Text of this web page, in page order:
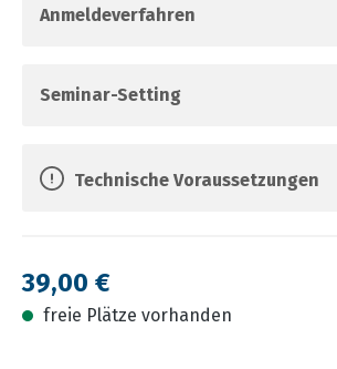
Anmeldeverfahren
Seminar-Setting
Technische Voraussetzungen
Regulärer Preis:
39,00 €
freie Plätze vorhanden